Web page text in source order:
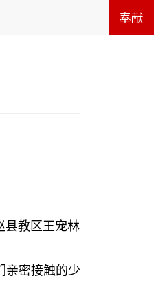
奉献
县教区王宠林
亲密接触的少